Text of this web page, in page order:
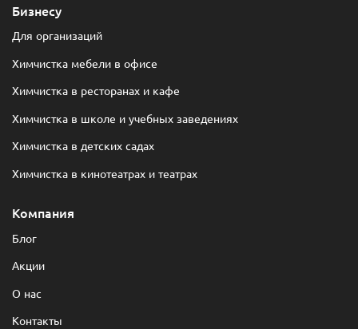
Бизнесу
Для организаций
Химчистка мебели в офисе
Химчистка в ресторанах и кафе
Химчистка в школе и учебных заведениях
Химчистка в детских садах
Химчистка в кинотеатрах и театрах
Компания
Блог
Акции
О нас
Контакты